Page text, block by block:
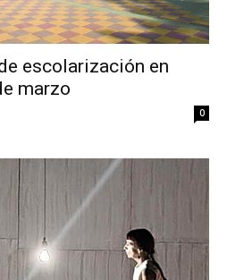
escolarización en
marzo
0